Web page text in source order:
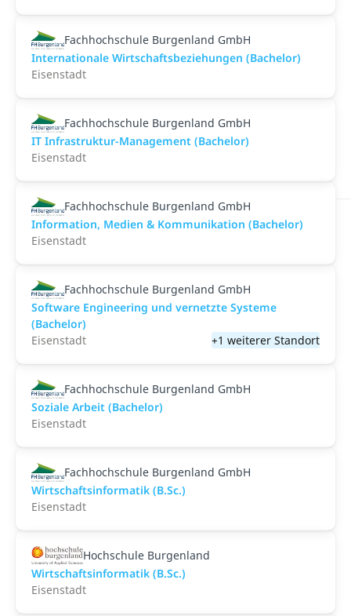
Fachhochschule Burgenland GmbH
Internationale Wirtschaftsbeziehungen (Bachelor)
Eisenstadt
Fachhochschule Burgenland GmbH
IT Infrastruktur-Management (Bachelor)
Eisenstadt
Fachhochschule Burgenland GmbH
Information, Medien & Kommunikation (Bachelor)
Eisenstadt
Fachhochschule Burgenland GmbH
Software Engineering und vernetzte Systeme
(Bachelor)
Eisenstadt
+1 weiterer Standort
Fachhochschule Burgenland GmbH
Soziale Arbeit (Bachelor)
Eisenstadt
Fachhochschule Burgenland GmbH
Wirtschaftsinformatik (B.Sc.)
Eisenstadt
Hochschule Burgenland
Wirtschaftsinformatik (B.Sc.)
Eisenstadt